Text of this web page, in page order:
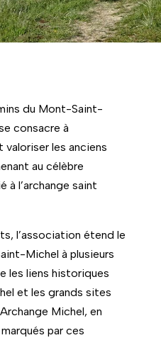
du Mont-Saint-
consacre à
les anciens
au célèbre
à l’archange saint
l’association étend le
Michel à plusieurs
les liens historiques
et les grands sites
Michel, en
par ces